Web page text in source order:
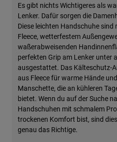
Es gibt nichts Wichtigeres als
Lenker. Dafür sorgen die
Diese leichten Handschuhe
Fleece, wetterfestem
waßerabweisenden
perfekten Grip am Lenker unter
ausgestattet. Das Kälteschutz-
aus Fleece für warme Hände
Manschette, die an kühleren
bietet. Wenn du auf der Suche
Handschuhen mit schmalem
trockenen Komfort bist, sind
genau das Richtige.